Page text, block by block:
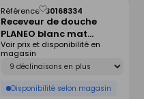
Receveur de douche
PLANEO blanc mat
antidérapant - 160 x 80
cm
Référence :30168334
Déclinaison
Disponibilité selon magasin
Voir prix et disponibilité en
magasin
Enregistrer
comme
liste